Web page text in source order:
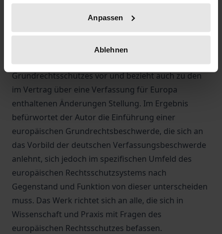
Anpassen
Ablehnen
wirksamen Rechtsschutzes gegen
Grundrechtsverletzungen einlösen kann. Darauf
aufbauend nimmt die Studie eine Systematisierung
und Bewertung der verschiedenen Möglichkeiten
zur Verbesserung des prozessualen
Grundrechtsschutzes vor und bezieht auch zu den
im Vertrag über eine Verfassung für Europa
enthaltenen Änderungen Stellung. Im Ergebnis
befürwortet der Autor die Einführung einer
europäischen Grundrechtsbeschwerde, die sich an
das Vorbild der deutschen Verfassungsbeschwerde
anlehnt, sich jedoch im spezifischen Umfeld des
europäischen Rechtsschutzsystems nach
Gegenstand und Funktion von dieser unterscheiden
muss. Das Werk richtet sich an alle, die sich in
Wissenschaft und Praxis mit Fragen des
europäischen Rechtsschutzes befassen.